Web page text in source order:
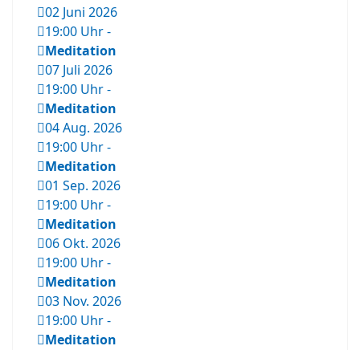
02 Juni 2026
19:00 Uhr-
Meditation
07 Juli 2026
19:00 Uhr-
Meditation
04 Aug. 2026
19:00 Uhr-
Meditation
01 Sep. 2026
19:00 Uhr-
Meditation
06 Okt. 2026
19:00 Uhr-
Meditation
03 Nov. 2026
19:00 Uhr-
Meditation